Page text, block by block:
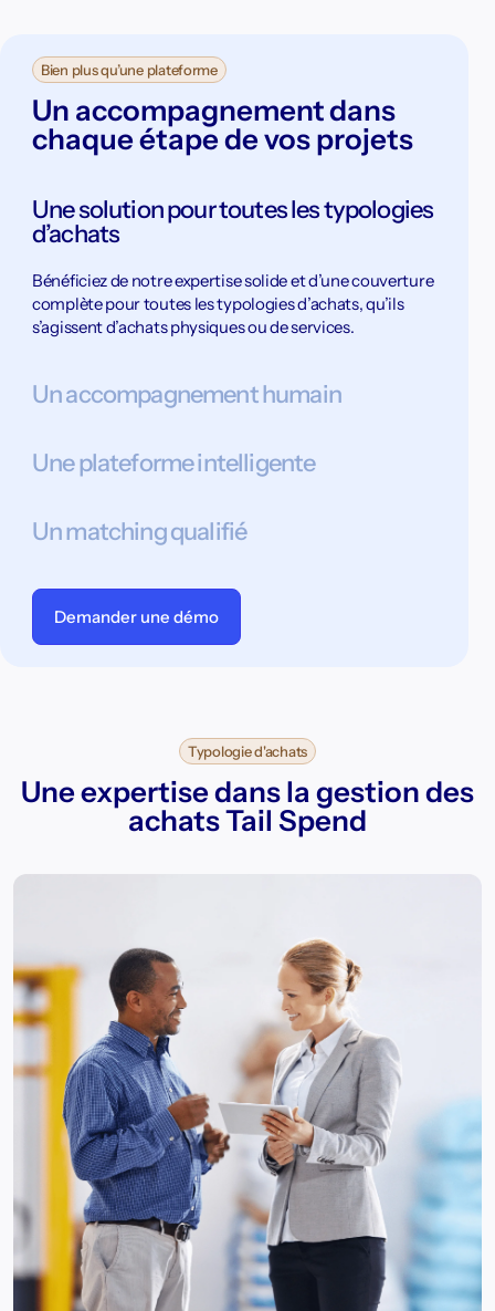
Bien plus qu’une plateforme
Un accompagnement dans
chaque étape de vos projets
Une solution pour toutes les typologies
d’achats
Bénéficiez de notre expertise solide et d’une couverture
complète pour toutes les typologies d’achats, qu’ils
s’agissent d’achats physiques ou de services.
Un accompagnement humain
Une plateforme intelligente
Un matching qualifié
Demander une démo
Typologie d'achats
Une expertise dans la gestion des
achats Tail Spend